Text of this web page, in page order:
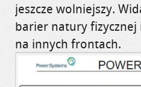
jeszcze wolniejszy.
barier natury fizycznej
na innych frontach.